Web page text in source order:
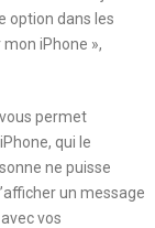
option dans les
iPhone »,
permet
qui le
ne puisse
un message
vos